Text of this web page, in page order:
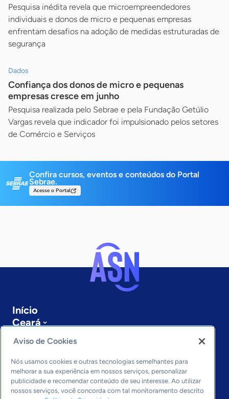
Pesquisa inédita revela que microempreendedores
individuais e donos de micro e pequenas empresas
enfrentam desafios na adoção de medidas estruturadas de
segurança
Dados
Confiança dos donos de micro e pequenas
empresas cresce em junho
Pesquisa realizada pelo Sebrae e pela Fundação Getúlio
Vargas revela que indicador foi impulsionado pelos setores
de Comércio e Serviços
Confira cursos, eventos e conteúdos do Portal
Sebrae.
Acesse o Portal
Início
Ceará
Sobre a ASN
Últimas notícias
Entre em contato
Editorias
Economia & Política
Aviso de Cookies
Nós usamos cookies e outras tecnologias semelhantes para
melhorar a sua experiência em nossos serviços, personalizar
publicidade e recomendar conteúdo de seu interesse. Ao utilizar
nossos serviços, você concorda com tal monitoramento descrito